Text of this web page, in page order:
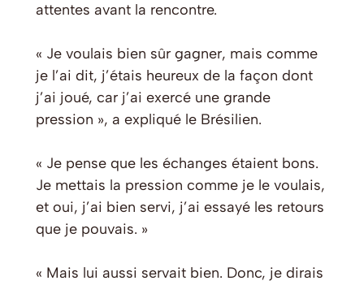
attentes avant la rencontre.
« Je voulais bien sûr gagner, mais comme
je l’ai dit, j’étais heureux de la façon dont
j’ai joué, car j’ai exercé une grande
pression », a expliqué le Brésilien.
« Je pense que les échanges étaient bons.
Je mettais la pression comme je le voulais,
et oui, j’ai bien servi, j’ai essayé les retours
que je pouvais. »
« Mais lui aussi servait bien. Donc, je dirais